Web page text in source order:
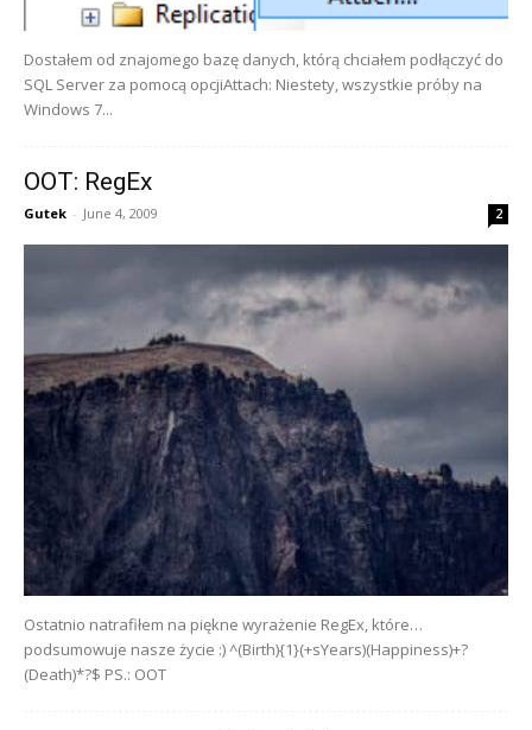
Dostałem od znajomego bazę danych, którą chciałem podłączyć do
SQL Server za pomocą opcjiAttach: Niestety, wszystkie próby na
Windows 7...
OOT: RegEx
Gutek - June 4, 2009 2
Ostatnio natrafiłem na piękne wyrażenie RegEx, które…
podsumowuje nasze życie :) ^(Birth){1}(+sYears)(Happiness)+?
(Death)*?$ PS.: OOT